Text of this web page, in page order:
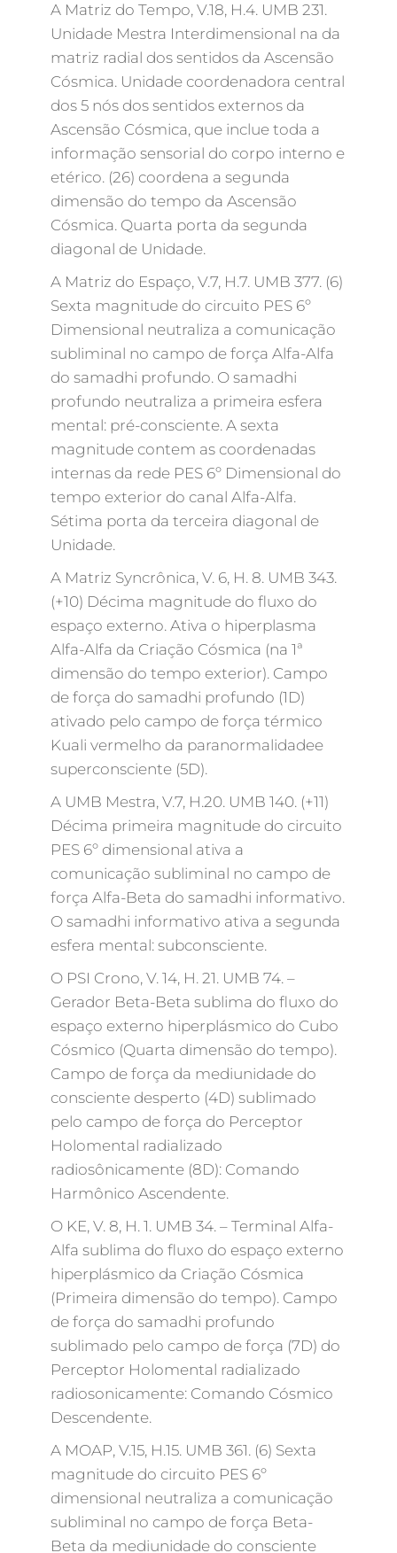
A Matriz do Tempo, V.18, H.4. UMB 231.
Unidade Mestra Interdimensional na da
matriz radial dos sentidos da Ascensão
Cósmica. Unidade coordenadora central
dos 5 nós dos sentidos externos da
Ascensão Cósmica, que inclue toda a
informação sensorial do corpo interno e
etérico. (26) coordena a segunda
dimensão do tempo da Ascensão
Cósmica. Quarta porta da segunda
diagonal de Unidade.
A Matriz do Espaço, V.7, H.7. UMB 377. (6)
Sexta magnitude do circuito PES 6º
Dimensional neutraliza a comunicação
subliminal no campo de força Alfa-Alfa
do samadhi profundo. O samadhi
profundo neutraliza a primeira esfera
mental: pré-consciente. A sexta
magnitude contem as coordenadas
internas da rede PES 6º Dimensional do
tempo exterior do canal Alfa-Alfa.
Sétima porta da terceira diagonal de
Unidade.
A Matriz Syncrônica, V. 6, H. 8. UMB 343.
(+10) Décima magnitude do fluxo do
espaço externo. Ativa o hiperplasma
Alfa-Alfa da Criação Cósmica (na 1ª
dimensão do tempo exterior). Campo
de força do samadhi profundo (1D)
ativado pelo campo de força térmico
Kuali vermelho da paranormalidadee
superconsciente (5D).
A UMB Mestra, V.7, H.20. UMB 140. (+11)
Décima primeira magnitude do circuito
PES 6º dimensional ativa a
comunicação subliminal no campo de
força Alfa-Beta do samadhi informativo.
O samadhi informativo ativa a segunda
esfera mental: subconsciente.
O PSI Crono, V. 14, H. 21. UMB 74. –
Gerador Beta-Beta sublima do fluxo do
espaço externo hiperplásmico do Cubo
Cósmico (Quarta dimensão do tempo).
Campo de força da mediunidade do
consciente desperto (4D) sublimado
pelo campo de força do Perceptor
Holomental radializado
radiosônicamente (8D): Comando
Harmônico Ascendente.
O KE, V. 8, H. 1. UMB 34. – Terminal Alfa-
Alfa sublima do fluxo do espaço externo
hiperplásmico da Criação Cósmica
(Primeira dimensão do tempo). Campo
de força do samadhi profundo
sublimado pelo campo de força (7D) do
Perceptor Holomental radializado
radiosonicamente: Comando Cósmico
Descendente.
A MOAP, V.15, H.15. UMB 361. (6) Sexta
magnitude do circuito PES 6º
dimensional neutraliza a comunicação
subliminal no campo de força Beta-
Beta da mediunidade do consciente